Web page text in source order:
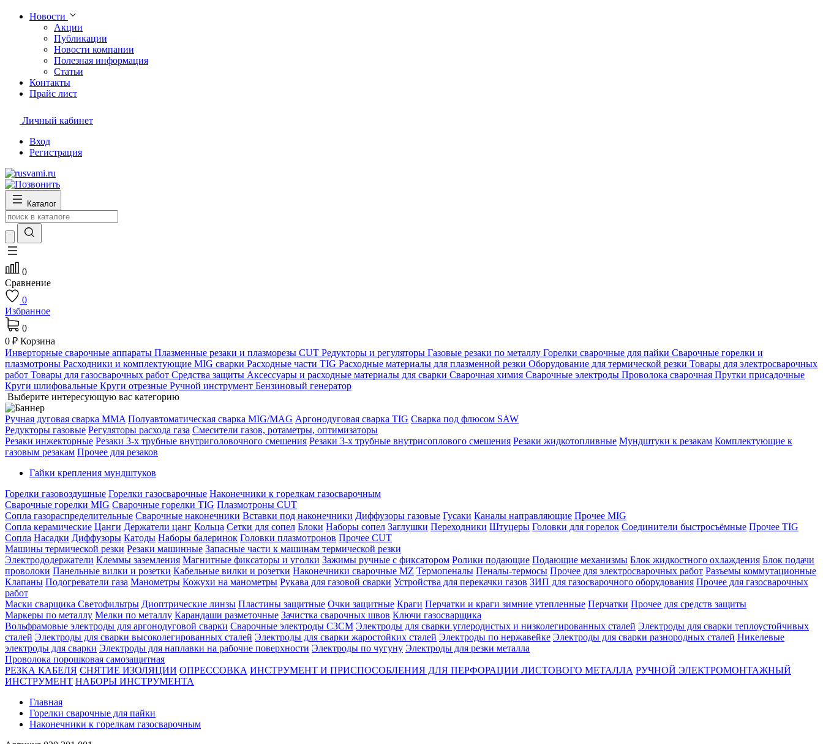
Новости
Акции
Публикации
Новости компании
Полезная информация
Статьи
Контакты
Прайс лист
Личный кабинет
Вход
Регистрация
Каталог
0
Сравнение
0
Избранное
0
0 ₽ Корзина
Инверторные сварочные аппараты Плазменные резаки и плазморезы CUT Редукторы и регуляторы Газовые резаки по металлу Горелки сварочные для пайки Сварочные горелки и
плазмотроны Расходники и комплектующие MIG сварки Расходные части TIG Расходные материалы для плазменной резки Оборудование для термической резки Товары для электросварочных
работ Товары для газосварочных работ Средства защиты Аксессуары и расходные материалы для сварки Сварочная химия Сварочные электроды Проволока сварочная Прутки присадочные
Круги шлифовальные Круги отрезные Ручной инструмент Бензиновый генератор
Выберите интересующую вас категорию
Ручная дуговая сварка MMA Полуавтоматическая сварка MIG/MAG Аргонодуговая сварка TIG Сварка под флюсом SAW
Редукторы газовые Регуляторы расхода газа Смесители газов, ротаметры, оптимизаторы
Резаки инжекторные Резаки 3-х трубные внутриголовочного смешения Резаки 3-х трубные внутрисоплового смешения Резаки жидкотопливные Мундштуки к резакам Комплектующие к
газовым резакам Прочее для резаков
Гайки крепления мундштуков
Горелки газовоздушные Горелки газосварочные Наконечники к горелкам газосварочным
Сварочные горелки MIG Сварочные горелки TIG Плазмотроны CUT
Сопла газораспределительные Сварочные наконечники Вставки под наконечники Диффузоры газовые Гусаки Каналы направляющие Прочее MIG
Сопла керамические Цанги Держатели цанг Кольца Сетки для сопел Блоки Наборы сопел Заглушки Переходники Штуцеры Головки для горелок Соединители быстросъёмные Прочее TIG
Сопла Насадки Диффузоры Катоды Наборы балеринок Головки плазмотронов Прочее CUT
Машины термической резки Резаки машинные Запасные части к машинам термической резки
Электрододержатели Клеммы заземления Магнитные фиксаторы и уголки Зажимы ручные с фиксатором Ролики подающие Подающие механизмы Блок жидкостного охлаждения Блок подачи
проволоки Панельные вилки и розетки Кабельные вилки и розетки Наконечники сварочные MZ Термопеналы Пеналы-термосы Прочее для электросварочных работ Разъемы коммутационные
Клапаны Подогреватели газа Манометры Кожухи на манометры Рукава для газовой сварки Устройства для перекачки газов ЗИП для газосварочного оборудования Прочее для газосварочных
работ
Маски сварщика Светофильтры Диоптрические линзы Пластины защитные Очки защитные Краги Перчатки и краги зимние утепленные Перчатки Прочее для средств защиты
Маркеры по металлу Мелки по металлу Карандаши разметочные Зачистка сварочных швов Ключи газосварщика
Вольфрамовые электроды для аргонодуговой сварки Сварочные электроды СЗСМ Электроды для сварки углеродистых и низколегированных сталей Электроды для сварки теплоустойчивых
сталей Электроды для сварки высоколегированных сталей Электроды для сварки жаростойких сталей Электроды по нержавейке Электроды для сварки разнородных сталей Никелевые
электроды для сварки Электроды для наплавки на рабочие поверхности Электроды по чугуну Электроды для резки металла
Проволока порошковая самозащитная
РЕЗКА КАБЕЛЯ СНЯТИЕ ИЗОЛЯЦИИ ОПРЕССОВКА ИНСТРУМЕНТ И ПРИСПОСОБЛЕНИЯ ДЛЯ ПЕРФОРАЦИИ ЛИСТОВОГО МЕТАЛЛА РУЧНОЙ ЭЛЕКТРОМОНТАЖНЫЙ
ИНСТРУМЕНТ НАБОРЫ ИНСТРУМЕНТА
Главная
Горелки сварочные для пайки
Наконечники к горелкам газосварочным